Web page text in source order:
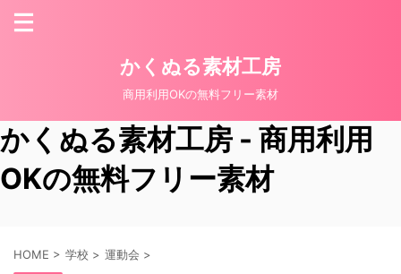
かくぬる素材工房
商用利用OKの無料フリー素材
かくぬる素材工房 - 商用利用
OKの無料フリー素材
HOME > 学校 > 運動会 >